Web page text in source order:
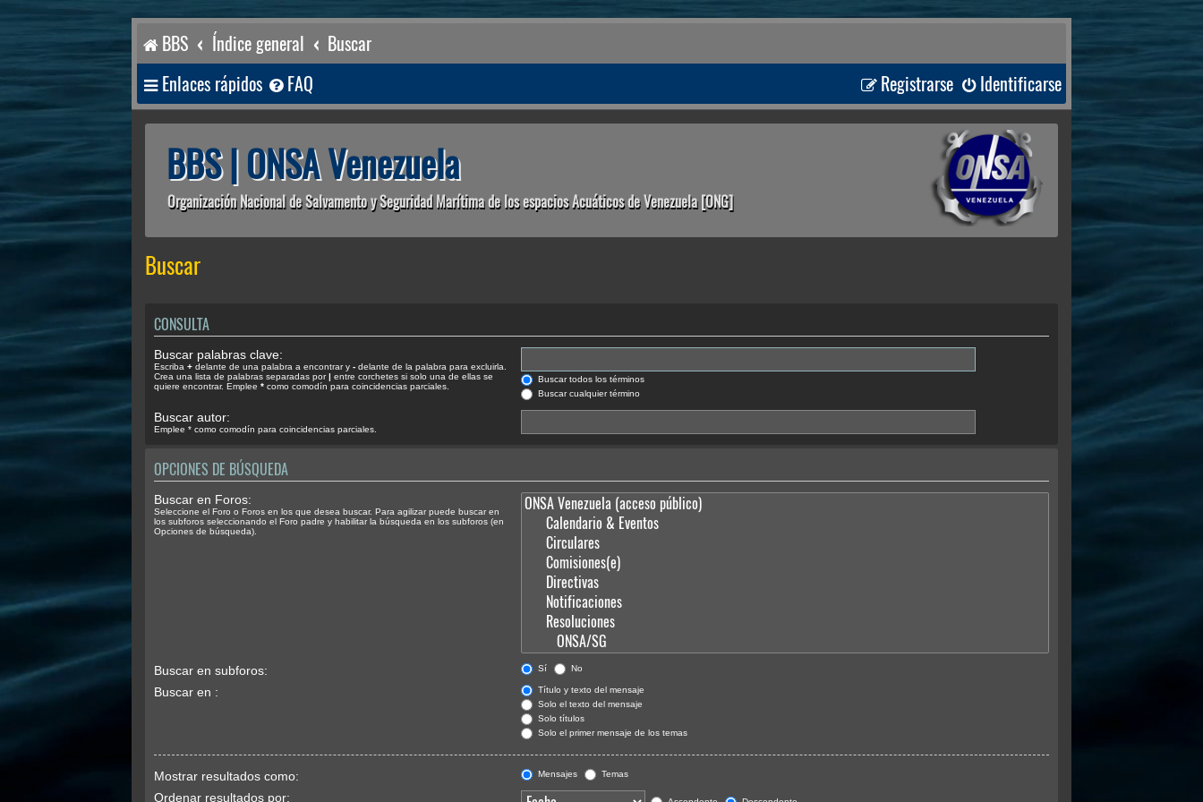
BBS Índice general
Buscar
Enlaces rápidos
FAQ Identificarse
Registrarse
BBS | ONSA Venezuela
Organización Nacional de Salvamento y Seguridad Marítima de los espacios Acuáticos de Venezuela [ONG]
Buscar
CONSULTA
Buscar palabras clave:
Escriba + delante de una palabra a encontrar y - delante de la palabra para excluirla.
Crea una lista de palabras separadas por| entre corchetes si solo una de ellas se
quiere encontrar. Emplee * como comodín para coincidencias parciales.
Buscar todos los términos
Buscar cualquier término
Buscar autor:
Emplee * como comodín para coincidencias parciales.
OPCIONES DE BÚSQUEDA
Buscar en Foros:
Seleccione el Foro o Foros en los que desea buscar. Para agilizar puede buscar en
los subforos seleccionando el Foro padre y habilitar la búsqueda en los subforos (en
Opciones de búsqueda).
Buscar en subforos: Sí No
Buscar en :
Título y texto del mensaje
Solo el texto del mensaje
Solo títulos
Solo el primer mensaje de los temas
Mostrar resultados como: Mensajes Temas
Ordenar resultados por: